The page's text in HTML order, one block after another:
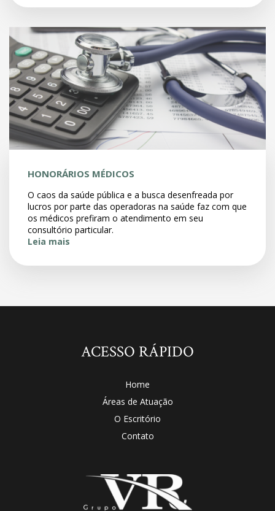
HONORÁRIOS MÉDICOS
O caos da saúde pública e a busca desenfreada por
lucros por parte das operadoras na saúde faz com que
os médicos prefiram o atendimento em seu
consultório particular.
Leia mais
ACESSO RÁPIDO
Home
Áreas de Atuação
O Escritório
Contato